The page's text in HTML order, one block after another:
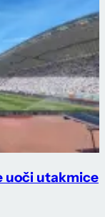
uoči utakmice